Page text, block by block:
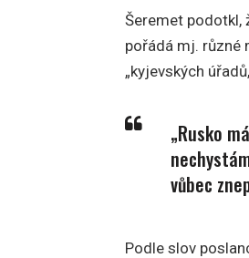
Šeremet podotkl,
pořádá mj. různé
„kyjevských
„Rusko
vůbec
Podle slov